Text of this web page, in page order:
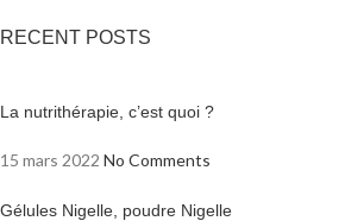
RECENT POSTS
La nutrithérapie, c’est quoi ?
15 mars 2022 No Comments
Gélules Nigelle, poudre Nigelle